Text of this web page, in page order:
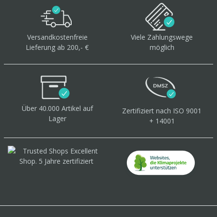
Versandkostenfreie
Lieferung ab 200,- €
Viele Zahlungswege
möglich
Über 40.000 Artikel auf
Lager
Zertifiziert nach ISO 9001
+ 14001